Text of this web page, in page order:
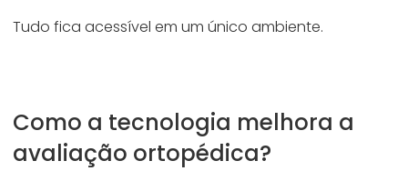
Tudo fica acessível em um único ambiente.
Como a tecnologia melhora a
avaliação ortopédica?